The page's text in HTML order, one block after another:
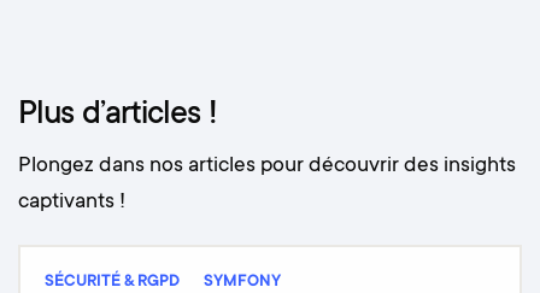
Plus d’articles !
Plongez dans nos articles pour découvrir des insights
captivants !
SÉCURITÉ & RGPD SYMFONY